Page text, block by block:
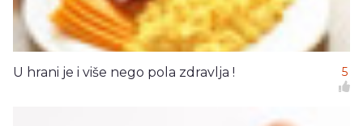
U hrani je i više nego pola zdravlja ! 5